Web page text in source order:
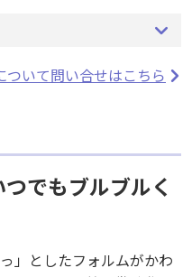
ついて問い合せはこちら
でもブルブルく
」としたフォルムがかわ